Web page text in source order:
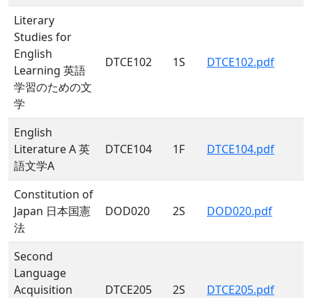
Literary
Studies for
English
Learning 英語
学習のための文
学
DTCE102 1S DTCE102.pdf
English
Literature A 英
語文学A
DTCE104 1F DTCE104.pdf
Constitution of
Japan 日本国憲
法
DOD020 2S DOD020.pdf
Second
Language
Acquisition
DTCE205 2S DTCE205.pdf